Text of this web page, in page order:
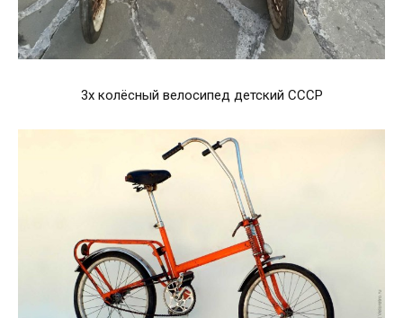
3х колёсный велосипед детский СССР